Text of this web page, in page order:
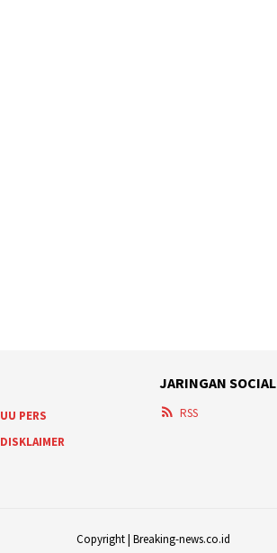
UU PERS
DISKLAIMER
JARINGAN SOCIAL
RSS
Copyright | Breaking-news.co.id